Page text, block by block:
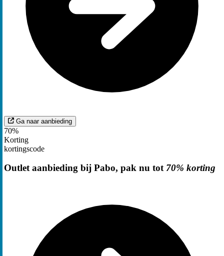
Ga naar aanbieding
70%
Korting
kortingscode
Outlet aanbieding bij Pabo, pak nu tot 70% korting